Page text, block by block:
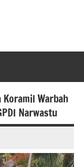
Warbah
Narwastu